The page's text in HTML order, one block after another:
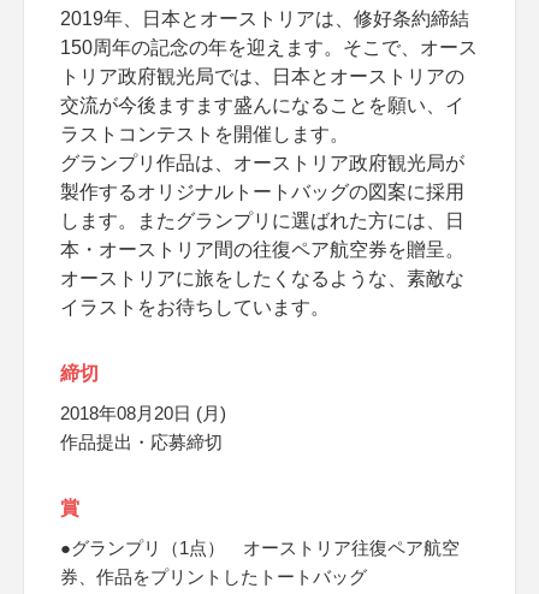
2019年、日本とオーストリアは、修好条約締結
150周年の記念の年を迎えます。そこで、オース
トリア政府観光局では、日本とオーストリアの
交流が今後ますます盛んになることを願い、イ
ラストコンテストを開催します。
グランプリ作品は、オーストリア政府観光局が
製作するオリジナルトートバッグの図案に採用
します。またグランプリに選ばれた方には、日
本・オーストリア間の往復ペア航空券を贈呈。
オーストリアに旅をしたくなるような、素敵な
イラストをお待ちしています。
締切
2018年08月20日 (月)
作品提出・応募締切
賞
●グランプリ（1点） オーストリア往復ペア航空
券、作品をプリントしたトートバッグ